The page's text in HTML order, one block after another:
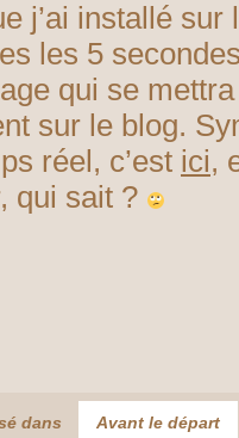
j’ai installé sur
les 5
qui se
sur le blog.
réel, c’est ici,
qui sait ?
dans Avant le départ